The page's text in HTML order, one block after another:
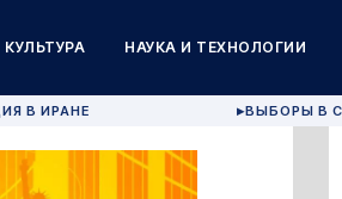
КУЛЬТУРА НАУКА И ТЕХНОЛОГИИ
В ИРАНЕ ▶ВЫБОРЫ В